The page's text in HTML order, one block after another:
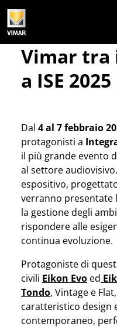
Vimar tra
Vimar tra
a ISE 2025
Dal 4 al 7 febbraio
protagonisti a
il più grande evento
al settore
espositivo,
verranno presentate
la gestione degli
rispondere alle
continua evoluzione.
Protagoniste di
civili Eikon Evo ed
Tondo, Vintage e
caratteristico design
contemporaneo,